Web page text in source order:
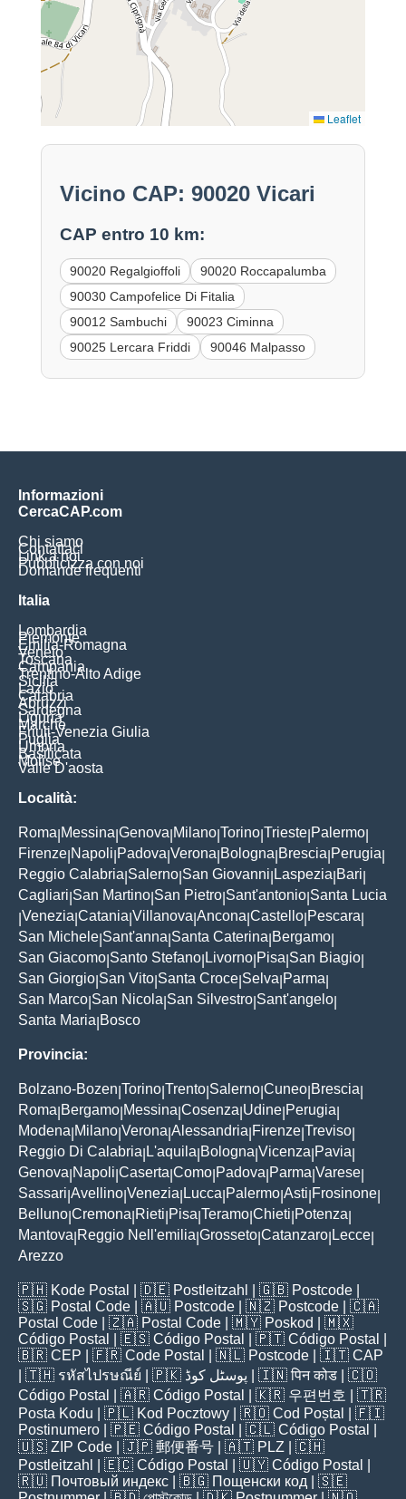
Leaflet
Vicino CAP: 90020 Vicari
CAP entro 10 km:
90020 Regalgioffoli
90020 Roccapalumba
90030 Campofelice Di Fitalia
90012 Sambuchi
90023 Ciminna
90025 Lercara Friddi
90046 Malpasso
Informazioni
CercaCAP.com
Chi siamo
Contattaci
Link a noi
Pubblicizza con noi
Domande frequenti
Italia
Lombardia
Piemonte
Emilia-Romagna
Veneto
Toscana
Campania
Trentino-Alto Adige
Sicilia
Lazio
Calabria
Abruzzi
Sardegna
Liguria
Marche
Friuli-Venezia Giulia
Puglia
Umbria
Basilicata
Molise
Valle D'aosta
Località:
Roma Messina Genova Milano Torino Trieste Palermo
Firenze Napoli Padova Verona Bologna Brescia Perugia
Reggio Calabria Salerno San Giovanni Laspezia Bari
Cagliari San Martino San Pietro Sant'antonio Santa Lucia
Venezia Catania Villanova Ancona Castello Pescara
San Michele Sant'anna Santa Caterina Bergamo
San Giacomo Santo Stefano Livorno Pisa San Biagio
San Giorgio San Vito Santa Croce Selva Parma
San Marco San Nicola San Silvestro Sant'angelo
Santa Maria Bosco
Provincia:
Bolzano-Bozen Torino Trento Salerno Cuneo Brescia
Roma Bergamo Messina Cosenza Udine Perugia
Modena Milano Verona Alessandria Firenze Treviso
Reggio Di Calabria L'aquila Bologna Vicenza Pavia
Genova Napoli Caserta Como Padova Parma Varese
Sassari Avellino Venezia Lucca Palermo Asti Frosinone
Belluno Cremona Rieti Pisa Teramo Chieti Potenza
Mantova Reggio Nell'emilia Grosseto Catanzaro Lecce
Arezzo
🇵🇭 Kode Postal | 🇩🇪 Postleitzahl | 🇬🇧 Postcode
🇸🇬 Postal Code | 🇦🇺 Postcode | 🇳🇿 Postcode | 🇨🇦
Postal Code | 🇿🇦 Postal Code | 🇲🇾 Poskod
| 🇲🇽
Código Postal
| 🇪🇸 Código Postal | 🇵🇹 Código Postal
🇧🇷 CEP | 🇫🇷 Code Postal | 🇳🇱 Postcode | 🇮🇹 CAP
| 🇹🇭 รหัสไปรษณีย์ | 🇵🇰 پوسٹل کوڈ | 🇮🇳पिन कोड | 🇨🇴
Código Postal
| 🇦🇷 Código Postal | 🇰🇷 우편번호
| 🇹🇷
Posta Kodu | 🇵🇱 Kod Pocztowy | 🇷🇴 Cod Poștal
| 🇫🇮
Postinumero | 🇵🇪 Código Postal | 🇨🇱 Código Postal
🇺🇸 ZIP Code | 🇯🇵 郵便番号 | 🇦🇹 PLZ | 🇨🇭
Postleitzahl
| 🇪🇨 Código Postal | 🇺🇾 Código Postal
🇷🇺 Почтовый индекс | 🇧🇬 Пощенски код | 🇸🇪